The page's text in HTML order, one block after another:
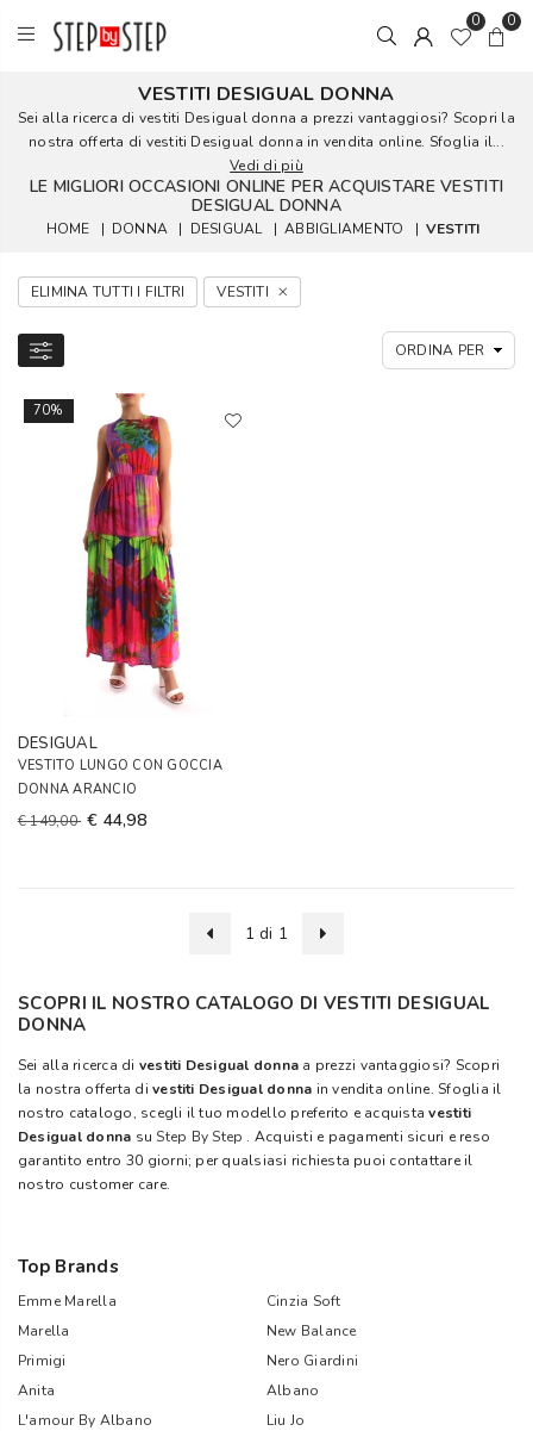
0 0
VESTITI DESIGUAL DONNA
Sei alla ricerca di vestiti Desigual donna a prezzi vantaggiosi? Scopri la
nostra offerta di vestiti Desigual donna in vendita online. Sfoglia il...
Vedi di più
LE MIGLIORI OCCASIONI ONLINE PER ACQUISTARE VESTITI
DESIGUAL DONNA
HOME | DONNA | DESIGUAL | ABBIGLIAMENTO | VESTITI
ELIMINA TUTTI I FILTRI VESTITI
70%
DESIGUAL
VESTITO LUNGO CON GOCCIA
DONNA ARANCIO
€ 149,00 € 44,98
1 di 1
SCOPRI IL NOSTRO CATALOGO DI VESTITI DESIGUAL
DONNA
Sei alla ricerca di vestiti Desigual donna a prezzi vantaggiosi? Scopri
la nostra offerta divestiti Desigual donna in vendita online. Sfoglia il
nostro catalogo, scegli il tuo modello preferito e acquistavestiti
Desigual donna suStep By Step . Acquisti e pagamenti sicuri e reso
garantito entro 30 giorni; per qualsiasi richiesta puoi contattare il
nostro customer care.
Top Brands
Emme Marella
Cinzia Soft
Marella
New Balance
Primigi
Nero Giardini
Anita
Albano
L'amour By Albano
Liu Jo